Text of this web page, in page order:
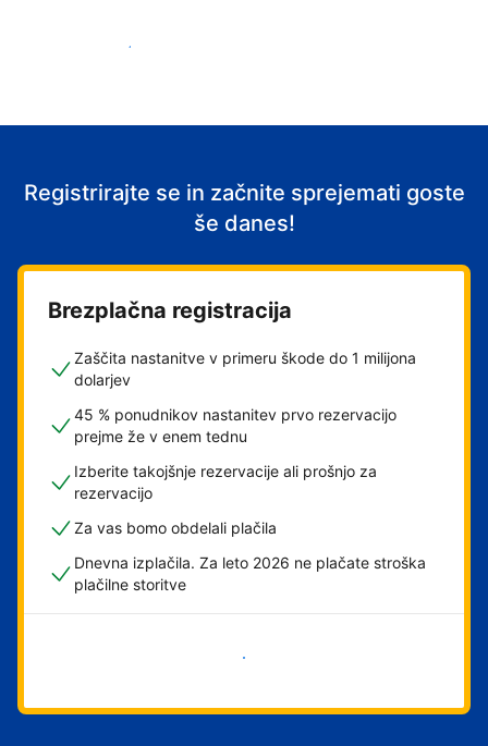
Začni sprejemati goste
Registrirajte se in začnite sprejemati goste
še danes!
Brezplačna registracija
Zaščita nastanitve v primeru škode do 1 milijona
dolarjev
45 % ponudnikov nastanitev prvo rezervacijo
prejme že v enem tednu
Izberite takojšnje rezervacije ali prošnjo za
rezervacijo
Za vas bomo obdelali plačila
Dnevna izplačila. Za leto 2026 ne plačate stroška
plačilne storitve